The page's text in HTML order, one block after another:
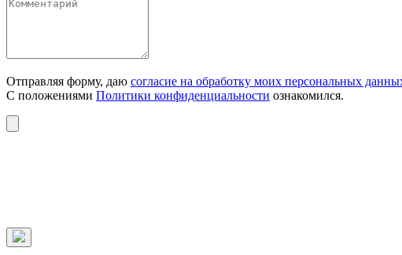
Отправляя форму, даю согласие на обработку моих персональных
С положениями Политики конфиденциальности ознакомился.